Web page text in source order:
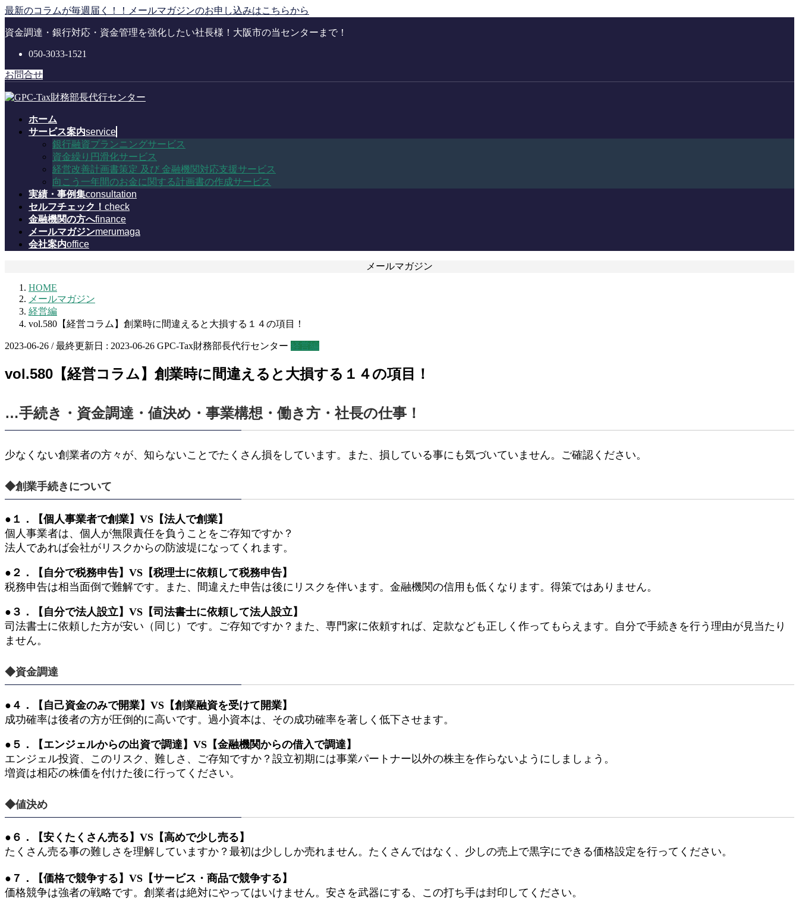
コ
テ
に
移
動
ナ
ゲ
ョ
ン
に
最新のコラムが毎週届く！！メールマガジンのお申し込みはこちらから
資金調達・銀行対応・資金管理を強化したい社長様！大阪市の当センターまで！
050-3033-1521
お問合せ
ホーム
サービス案内service
銀行融資プランニングサービス
資金繰り円滑化サービス
経営改善計画書策定 及び 金融機関対応支援サービス
向こう一年間のお金に関する計画書の作成サービス
実績・事例集consultation
セルフチェック！ check
金融機関の方へfinance
メールマガジンmerumaga
会社案内office
メールマガジン
HOME
メールマガジン
経営編
vol.580【経営コラム】創業時に間違えると大損する１４の項目！
2023-06-26 / 最終更新日 : 2023-06-26 GPC-Tax財務部長代行センター 経営編
vol.580【経営コラム】創業時に間違えると大損する１４の項目！
…手続き・資金調達・値決め・事業構想・働き方・社長の仕事！
少なくない創業者の方々が、知らないことでたくさん損をしています。また、損している事にも気づいていません。ご確認ください。
◆創業手続きについて
●１．【個人事業者で創業】VS【法人で創業】
個人事業者は、個人が無限責任を負うことをご存知ですか？
法人であれば会社がリスクからの防波堤になってくれます。
●２．【自分で税務申告】VS【税理士に依頼して税務申告】
税務申告は相当面倒で難解です。また、間違えた申告は後にリスクを伴います。金融機関の信用も低くなります。得策ではありません。
●３．【自分で法人設立】VS【司法書士に依頼して法人設立】
司法書士に依頼した方が安い（同じ）です。ご存知ですか？また、専門家に依頼すれば、定款なども正しく作ってもらえます。自分で手続きを行う理由が見当たり
ません。
◆資金調達
●４．【自己資金のみで開業】VS【創業融資を受けて開業】
成功確率は後者の方が圧倒的に高いです。過小資本は、その成功確率を著しく低下させます。
●５．【エンジェルからの出資で調達】VS【金融機関からの借入で調達】
エンジェル投資、このリスク、難しさ、ご存知ですか？設立初期には事業パートナー以外の株主を作らないようにしましょう。
増資は相応の株価を付けた後に行ってください。
◆値決め
●６．【安くたくさん売る】VS【高めで少し売る】
たくさん売る事の難しさを理解していますか？最初は少ししか売れません。たくさんではなく、少しの売上で黒字にできる価格設定を行ってください。
●７．【価格で競争する】VS【サービス・商品で競争する】
価格競争は強者の戦略です。創業者は絶対にやってはいけません。安さを武器にする、この打ち手は封印してください。